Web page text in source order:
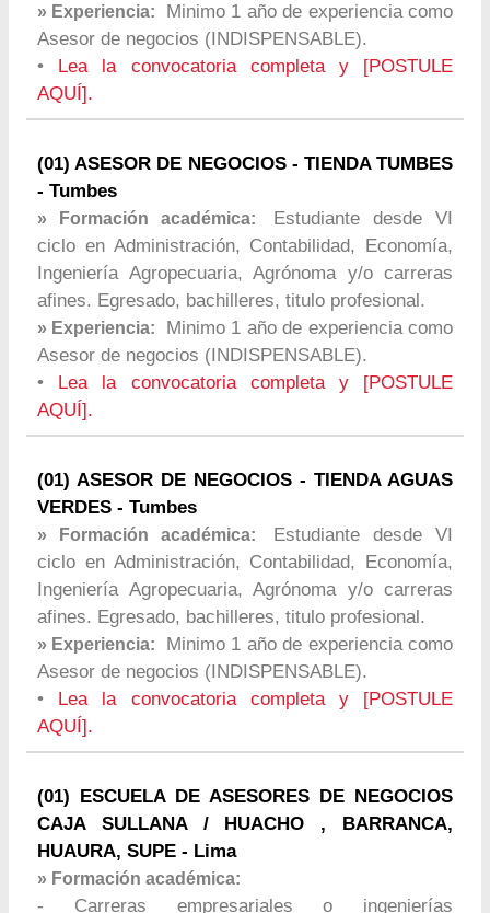
» Experiencia:
Minimo 1 año de experiencia como
Asesor de negocios (INDISPENSABLE).
•
Lea la convocatoria completa y [POSTULE
AQUÍ].
(01) ASESOR DE NEGOCIOS - TIENDA TUMBES
- Tumbes
» Formación académica:
Estudiante desde VI
ciclo en Administración, Contabilidad, Economía,
Ingeniería Agropecuaria, Agrónoma y/o carreras
afines. Egresado, bachilleres, titulo profesional.
» Experiencia:
Minimo 1 año de experiencia como
Asesor de negocios (INDISPENSABLE).
•
Lea la convocatoria completa y [POSTULE
AQUÍ].
(01) ASESOR DE NEGOCIOS - TIENDA AGUAS
VERDES - Tumbes
» Formación académica:
Estudiante desde VI
ciclo en Administración, Contabilidad, Economía,
Ingeniería Agropecuaria, Agrónoma y/o carreras
afines. Egresado, bachilleres, titulo profesional.
» Experiencia:
Minimo 1 año de experiencia como
Asesor de negocios (INDISPENSABLE).
•
Lea la convocatoria completa y [POSTULE
AQUÍ].
(01) ESCUELA DE ASESORES DE NEGOCIOS
CAJA SULLANA / HUACHO , BARRANCA,
HUAURA, SUPE - Lima
» Formación académica:
- Carreras empresariales o ingenierías